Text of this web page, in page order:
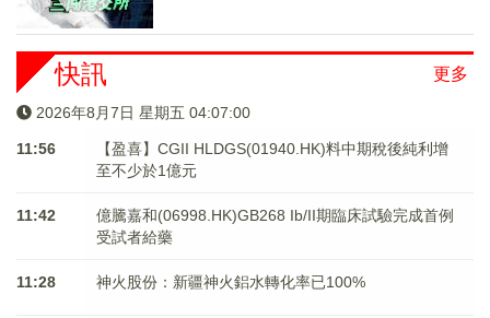
更多
快訊
2026年8月7日 星期五 04:07:00
11:56
【盈喜】CGII HLDGS(01940.HK)料中期稅後純利增
至不少於1億元
11:42
億騰嘉和(06998.HK)GB268 Ib/II期臨床試驗完成首例
受試者給藥
11:28 神火股份：新疆神火鋁水轉化率已100%